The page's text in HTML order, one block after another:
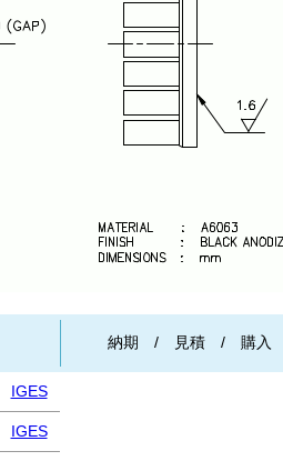
納期 / 見積 / 購入
IGES
IGES